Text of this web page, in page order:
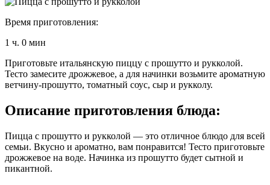
Время приготовления:
1 ч. 0 мин
Приготовьте итальянскую пиццу с прошутто и рукколой.
Тесто замесите дрожжевое, а для начинки возьмите ароматную
ветчину-прошутто, томатный соус, сыр и рукколу.
Описание приготовления блюда:
Пицца с прошутто и рукколой — это отличное блюдо для всей
семьи. Вкусно и ароматно, вам понравится! Тесто приготовьте
дрожжевое на воде. Начинка из прошутто будет сытной и
пикантной.